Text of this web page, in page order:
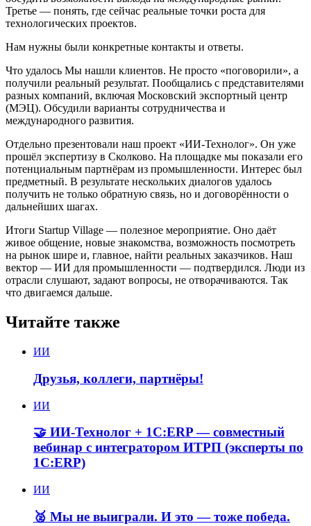
Третье — понять, где сейчас реальные точки роста для
технологических проектов.
Нам нужны были конкретные контакты и ответы.
Что удалось Мы нашли клиентов. Не просто «поговорили», а
получили реальный результат. Пообщались с представителями
разных компаний, включая Московский экспортный центр
(МЭЦ). Обсудили варианты сотрудничества и
международного развития.
Отдельно презентовали наш проект «ИИ-Технолог». Он уже
прошёл экспертизу в Сколково. На площадке мы показали его
потенциальным партнёрам из промышленности. Интерес был
предметный. В результате нескольких диалогов удалось
получить не только обратную связь, но и договорённости о
дальнейших шагах.
Итоги Startup Village — полезное мероприятие. Оно даёт
живое общение, новые знакомства, возможность посмотреть
на рынок шире и, главное, найти реальных заказчиков. Наш
вектор — ИИ для промышленности — подтвердился. Люди из
отрасли слушают, задают вопросы, не отворачиваются. Так
что двигаемся дальше.
Читайте также
ИИ
Друзья, коллеги, партнёры!
ИИ
🤝 ИИ-Технолог + 1С:ERP — совместный
вебинар с интегратором ИТРП (эксперты по
1С:ERP)
ИИ
🥈 Мы не выиграли. И это — тоже победа.